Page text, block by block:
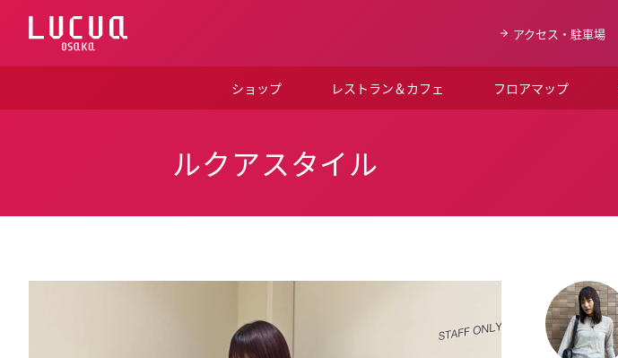
ス
アクセス・駐車場
ショップ レストラン＆カフェ フロアマップ
ルクアスタイル